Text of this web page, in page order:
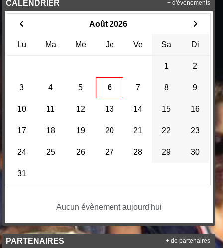
CALENDRIER
Août 2026
Lu Ma Me Je Ve Sa Di
1 2
3 4 5 6 7 8 9
10 11 12 13 14 15 16
17 18 19 20 21 22 23
24 25 26 27 28 29 30
31
Aucun évènement aujourd'hui
+ d'évènements
PARTENAIRES + de partenaires